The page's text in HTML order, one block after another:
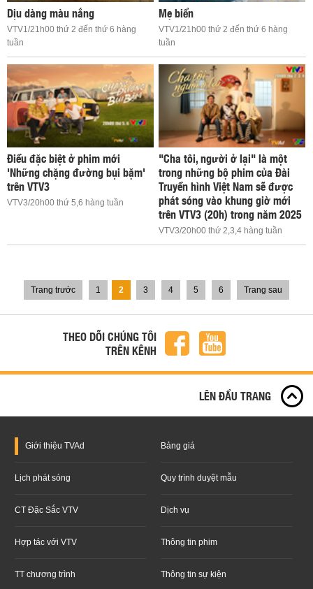
Dịu dàng màu nắng
VTV1/21h00 thứ 2 đến thứ 6 hàng
tuần
Mẹ biển
VTV1/21h00 thứ 2 đến thứ 6 hàng
tuần
Điều đặc biệt ở phim mới
'Những chặng đường bụi bặm'
trên VTV3
VTV3/20h00 thứ 5,6 hàng tuần
"Cha tôi, người ở lại" là một
trong những bộ phim của Đài
Truyền hình Việt Nam sẽ được
phát sóng vào khung giờ mới
trên VTV3 (20h) trong năm 2025
VTV3/20h00 thứ 2,3,4 hàng tuần
Trang trước 1 2 3 4 5 6 Trang sau
THEO DÕI CHÚNG TÔI
TRÊN KÊNH
LÊN ĐẦU TRANG
Giới thiệu TVAd Bảng giá
Lịch phát sóng Quy trình duyệt mẫu
CT Đặc Sắc VTV Dịch vụ
Hợp tác với VTV Thông tin phim
TT chương trình Thông tin sự kiện